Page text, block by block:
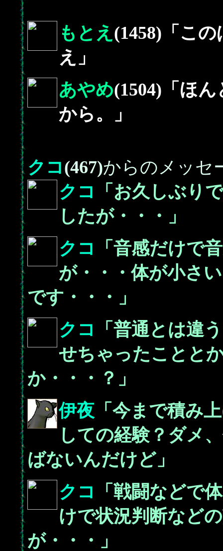
もとえ (1458)「こ
え」
あやめ(1504)「ほ
から。」
クコ(467)からのメッセ
クコ
「お久しぶり
したが・・・」
クコ
「音感だけで
が・・・体が小さ
です・・・」
クコ
「普通とは違
せちゃったことと
か・・・？」
伊夜 「今まで積み
しての経験？ダメ
ばないんだけど」
クコ
「戦闘などで
けで状況判断など
が・・・」